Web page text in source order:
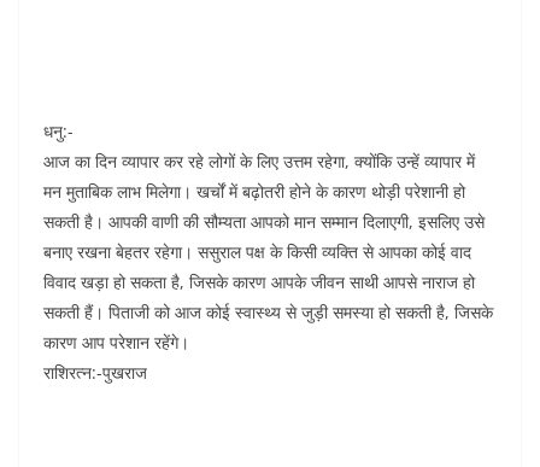
धनु:-
आज का दिन व्यापार कर रहे लोगों के लिए उत्तम रहेगा, क्योंकि उन्हें व्यापार में
मन मुताबिक लाभ मिलेगा। खर्चों में बढ़ोतरी होने के कारण थोड़ी परेशानी हो
सकती है। आपकी वाणी की सौम्यता आपको मान सम्मान दिलाएगी, इसलिए उसे
बनाए रखना बेहतर रहेगा। ससुराल पक्ष के किसी व्यक्ति से आपका कोई वाद
विवाद खड़ा हो सकता है, जिसके कारण आपके जीवन साथी आपसे नाराज हो
सकती हैं। पिताजी को आज कोई स्वास्थ्य से जुड़ी समस्या हो सकती है, जिसके
कारण आप परेशान रहेंगे।
राशिरत्न:-पुखराज